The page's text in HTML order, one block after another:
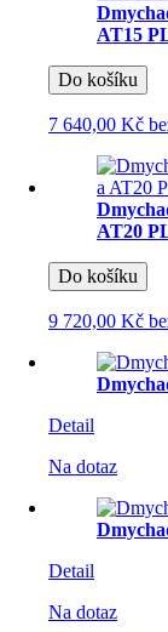
AT15
Do košíku
7 640,00 Kč
AT20
Do košíku
9 720,00 Kč
Detail
Na dotaz
Detail
Na dotaz